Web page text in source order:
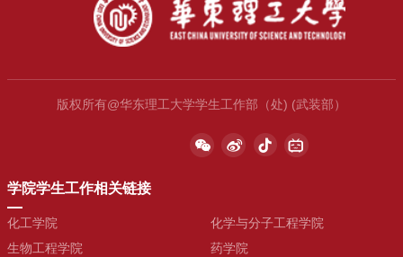
版权所有@华东理工大学学生工作部（处) (武装部）
学院学生工作相关链接
化工学院
化学与分子工程学院
生物工程学院
药学院